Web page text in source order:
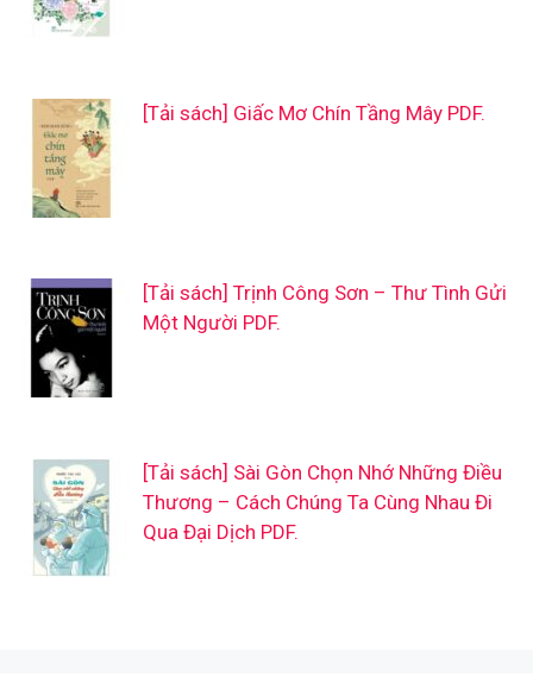
[Tải sách] Giấc Mơ Chín Tầng Mây PDF.
[Tải sách] Trịnh Công Sơn – Thư Tình Gửi
Một Người PDF.
[Tải sách] Sài Gòn Chọn Nhớ Những Điều
Thương – Cách Chúng Ta Cùng Nhau Đi
Qua Đại Dịch PDF.